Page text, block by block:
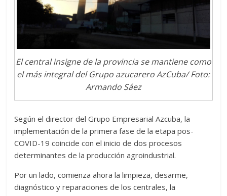
El central insigne de la provincia se mantiene como
el más integral del Grupo azucarero AzCuba/ Foto:
Armando Sáez
Según el director del Grupo Empresarial Azcuba, la
implementación de la primera fase de la etapa pos-
COVID-19 coincide con el inicio de dos procesos
determinantes de la producción agroindustrial.
Por un lado, comienza ahora la limpieza, desarme,
diagnóstico y reparaciones de los centrales, la